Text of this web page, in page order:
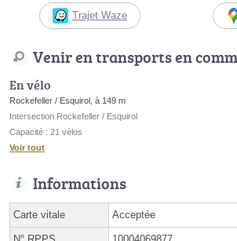
Trajet Waze
Venir en transports en
En vélo
Rockefeller / Esquirol, à 149 m
Intersection Rockefeller / Esquirol
Capacité : 21 vélos
Voir tout
Informations
Carte vitale Acceptée